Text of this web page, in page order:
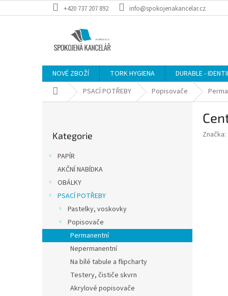
na
+420 737 207 892 info@spokojenakancelar.cz
NOVÉ ZBOŽÍ TORK HYGIENA DURABLE -
Domů PSACÍ POTŘEBY Popisovače
n
e
kategorie
Kategorie
PAPÍR
AKČNÍ NABÍDKA
OBÁLKY
PSACÍ POTŘEBY
Pastelky, voskovky
Popisovače
Permanentní
Nepermanentní
Na bílé tabule a flipcharty
Testery, čističe skvrn
Akrylové popisovače
Značka: